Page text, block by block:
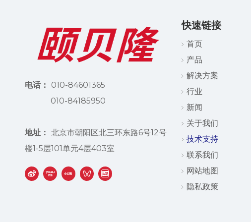
电话： 010-84601365
010-84185950
地址： 北京市朝阳区北三环东路6号12号
楼1-5层101单元4层403室
快速链接
首页
产品
解决方案
行业
新闻
关于我们
技术支持
联系我们
网站地图
隐私政策